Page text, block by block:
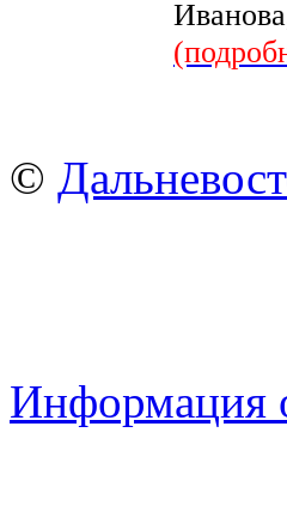
©
Информация